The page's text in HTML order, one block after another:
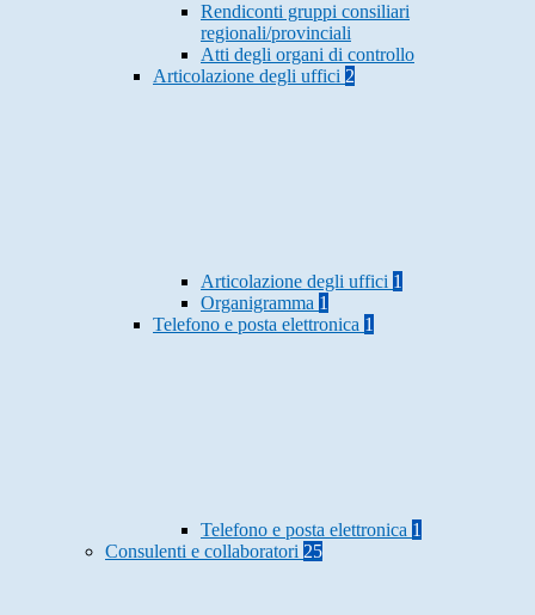
Rendiconti gruppi consiliari
regionali/provinciali
Atti degli organi di controllo
Articolazione degli uffici 2
Articolazione degli uffici 1
Organigramma 1
Telefono e posta elettronica 1
Telefono e posta elettronica 1
Consulenti e collaboratori 25